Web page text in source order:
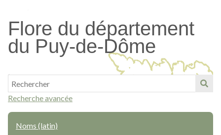
contenu
principal
Flore du département
du Puy-de-Dôme
Recherche avancée
Noms (latin)